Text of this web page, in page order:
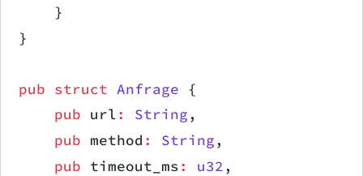
    }
}
pub struct Anfrage {
    pub
url: String,
    pub
method : String,
    pub
timeout_ms: u32,